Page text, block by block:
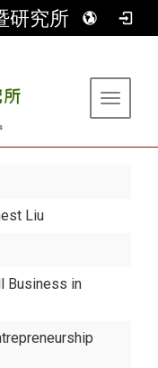
研究所
Toggle
Liu
Business in